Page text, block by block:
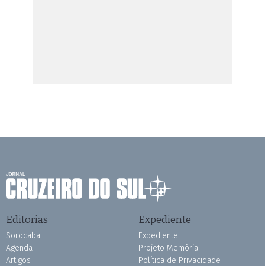
Editorias
Sorocaba
Agenda
Artigos
Expediente
Expediente
Projeto Memória
Política de Privacidade